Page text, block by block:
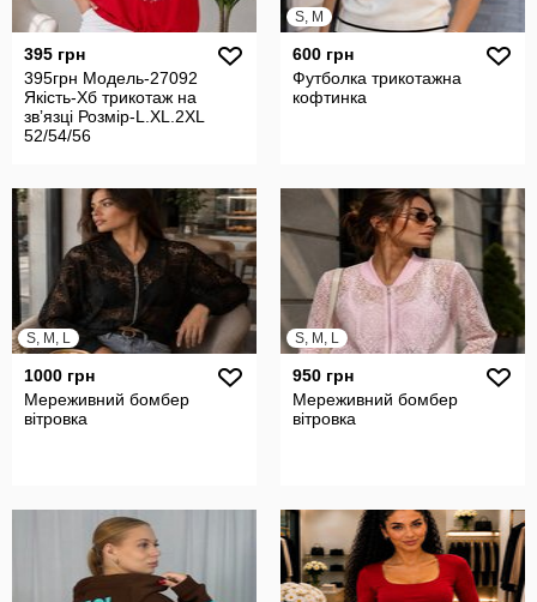
395 грн
395грн Модель-27092
Якість-Хб трикотаж на
звʼязці Розмір-L.XL.2XL
52/54/56
S, M
600 грн
Футболка трикотажна
кофтинка
S, M, L
1000 грн
Мереживний бомбер
вітровка
S, M, L
950 грн
Мереживний бомбер
вітровка